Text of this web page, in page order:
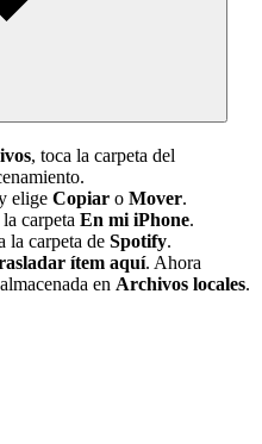
, toca la carpeta del
elige Copiar o Mover.
carpeta En mi iPhone.
la carpeta de Spotify.
ítem aquí. Ahora
en Archivos locales.